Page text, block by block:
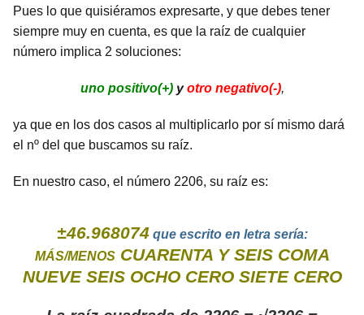
Pues lo que quisiéramos expresarte, y que debes tener
siempre muy en cuenta, es que la raíz de cualquier
número implica 2 soluciones:
uno positivo(+)yotro negativo(-),
ya que en los dos casos al multiplicarlo por sí mismo dará
el nº del que buscamos su raíz.
En nuestro caso, el número 2206, su raíz es:
±46.968074que escrito en letra sería:
MÁS/MENOS CUARENTA Y SEIS COMA
NUEVE SEIS OCHO CERO SIETE CERO